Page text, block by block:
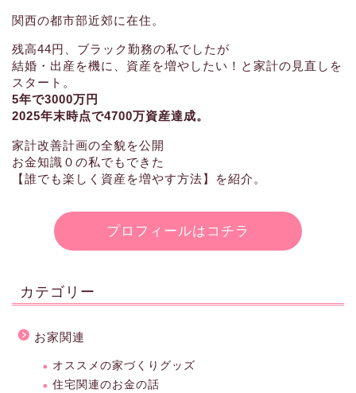
関西の都市部近郊に在住。
残高44円、ブラック勤務の私でしたが
結婚・出産を機に、資産を増やしたい！と家計の見直しを
スタート。
5年で3000万円
2025年末時点で4700万資産達成。
家計改善計画の全貌を公開
お金知識０の私でもできた
【誰でも楽しく資産を増やす方法】を紹介。
プロフィールはコチラ
カテゴリー
お家関連
オススメの家づくりグッズ
住宅関連のお金の話